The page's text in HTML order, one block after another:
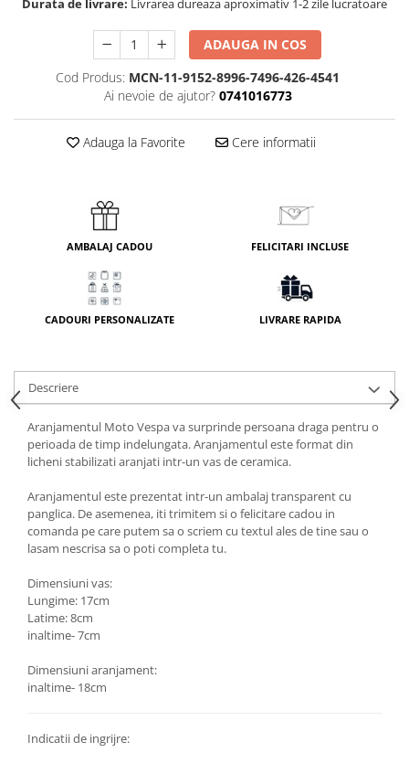
Durata de livrare: Livrarea dureaza aproximativ 1-2 zile lucratoare
ADAUGA IN COS
Cod Produs: MCN-11-9152-8996-7496-426-4541
Ai nevoie de ajutor? 0741016773
Adauga la Favorite Cere informatii
AMBALAJ CADOU FELICITARI INCLUSE
CADOURI PERSONALIZATE LIVRARE RAPIDA
Descriere
Aranjamentul Moto Vespa va surprinde persoana draga pentru o
perioada de timp indelungata. Aranjamentul este format din
licheni stabilizati aranjati intr-un vas de ceramica.
Aranjamentul este prezentat intr-un ambalaj transparent cu
panglica. De asemenea, iti trimitem si o felicitare cadou in
comanda pe care putem sa o scriem cu textul ales de tine sau o
lasam nescrisa sa o poti completa tu.
Dimensiuni vas:
Lungime: 17cm
Latime: 8cm
inaltime- 7cm
Dimensiuni aranjament:
inaltime- 18cm
Indicatii de ingrijre: